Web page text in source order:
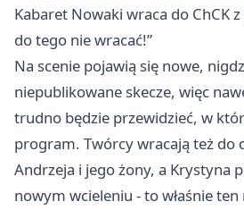
Kabaret Nowaki wraca do ChCK
do tego nie wracać!”
Na scenie pojawią się nowe,
niepublikowane skecze, więc
trudno będzie przewidzieć, w
program. Twórcy wracają też do
Andrzeja i jego żony, a Krystyna
nowym wcieleniu - to właśnie ten